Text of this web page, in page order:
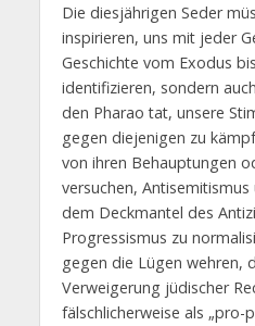
Die diesjährigen Seder
inspirieren, uns mit jeder
Geschichte vom Exodus
identifizieren, sondern
den Pharao tat, unsere
gegen diejenigen zu
von ihren Behauptungen
versuchen, Antisemitismus
dem Deckmantel des
Progressismus zu
gegen die Lügen wehren,
Verweigerung jüdischer
fälschlicherweise als „pro-